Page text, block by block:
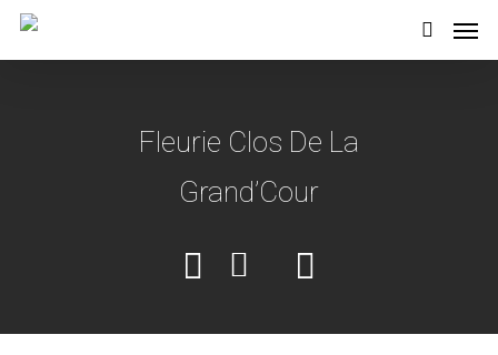
Fleurie Clos De La
Grand’Cour